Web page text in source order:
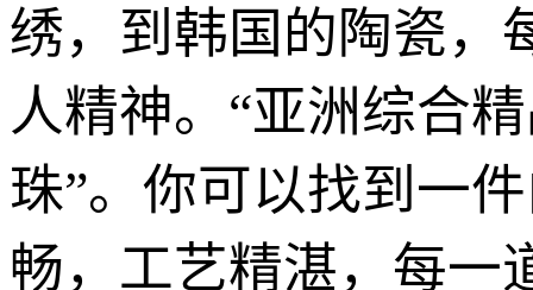
绣，到韩国的陶瓷，
人精神。“亚洲综合
珠”。你可以找到一
畅，工艺精湛，每一